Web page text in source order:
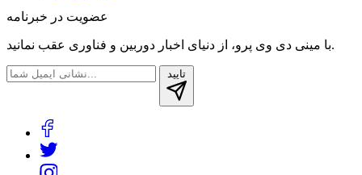
عضویت در خبرنامه
با مینی دی وی پرو، از دنیای اخبار دوربین‌ و فناوری عقب نمانید.
تایید